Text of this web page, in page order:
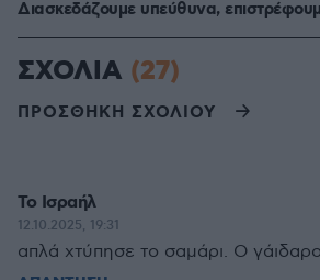
Διασκεδάζουμε υπεύθυνα,
ΣΧΟΛΙΑ (27)
ΠΡΟΣΘΗΚΗ ΣΧΟΛΙΟΥ
Το Ισραήλ
12.10.2025, 19:31
απλά χτύπησε το σαμάρι. Ο